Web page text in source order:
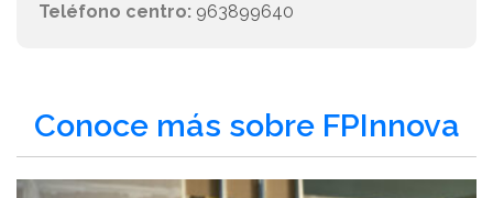
Teléfono centro: 963899640
Conoce más sobre FPInnova